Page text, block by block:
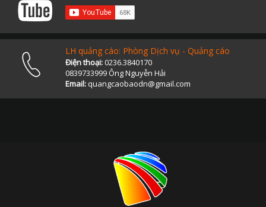
LH quảng cáo: Phòng Dịch vụ - Quảng cáo
Điện thoại:0236.3840170
0839733999 Ông Nguyễn Hải
Email: quangcaobaodn@gmail.com